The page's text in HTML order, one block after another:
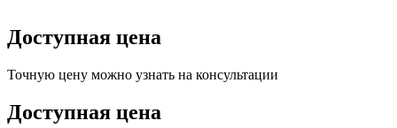
Доступная цена
Точную цену можно узнать на консультации
Доступная цена